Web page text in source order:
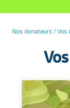
Nos donateurs / Vos